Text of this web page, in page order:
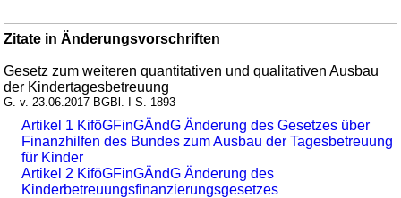
Zitate in Änderungsvorschriften
Gesetz zum weiteren quantitativen und qualitativen Ausbau
der Kindertagesbetreuung
G. v. 23.06.2017 BGBl. I S. 1893
Artikel 1 KiföGFinGÄndG Änderung des Gesetzes über
Finanzhilfen des Bundes zum Ausbau der Tagesbetreuung
für Kinder
Artikel 2 KiföGFinGÄndG Änderung des
Kinderbetreuungsfinanzierungsgesetzes